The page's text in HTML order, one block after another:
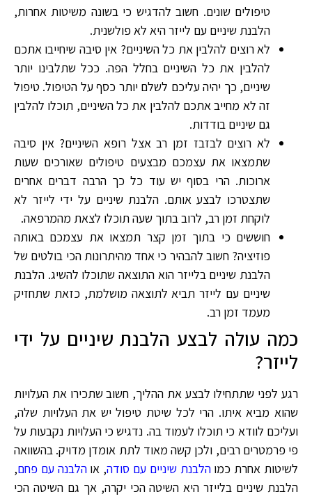
טיפולים שונים. חשוב להדגיש כי בשונה משיטות אחרות,
הלבנת שיניים עם לייזר היא לא פולשנית.
לא רוצים להלבין את כל השיניים? אין סיבה שיחייבו אתכם
להלבין את כל השיניים בחלל הפה. ככל שתלבינו יותר
שיניים, כך יהיה עליכם לשלם יותר כסף על הטיפול. טיפול
זה לא מחייב אתכם להלבין את כל השיניים, תוכלו להלבין
גם שיניים בודדות.
לא רוצים לבזבז זמן רב אצל רופא השיניים? אין סיבה
שתמצאו את עצמכם מבצעים טיפולים שאורכים שעות
ארוכות. הרי בסוף יש עוד כל כך הרבה דברים אחרים
שתצטרכו לבצע אותם. הלבנת שיניים על ידי לייזר לא
לוקחת זמן רב, לרוב בתוך שעה תוכלו לצאת מהמרפאה.
חוששים כי בתוך זמן קצר תמצאו את עצמכם באותה
פוזיציה? חשוב להבהיר כי אחד מהיתרונות הכי בולטים של
הלבנת שיניים בלייזר הוא התוצאה שתוכלו להשיג. הלבנת
שיניים עם לייזר תביא לתוצאה מושלמת, כזאת שתחזיק
מעמד זמן רב.
כמה עולה לבצע הלבנת שיניים על ידי
לייזר?
רגע לפני שתתחילו לבצע את ההליך, חשוב שתכירו את העלויות
שהוא מביא איתו. הרי לכל שיטת טיפול יש את העלויות שלה,
ועליכם לוודא כי תוכלו לעמוד בה. נדגיש כי העלויות נקבעות על
פי פרמטרים רבים, ולכן קשה מאוד לתת אומדן מדויק. בהשוואה
לשיטות אחרת כמוהלבנת שיניים עם סודה, אוהלבנה עם פחם,
הלבנת שיניים בלייזר היא השיטה הכי יקרה, אך גם השיטה הכי